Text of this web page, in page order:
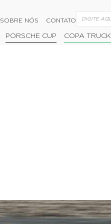
SOBRE NÓS CONTATO
PORSCHE CUP COPA TRUCK